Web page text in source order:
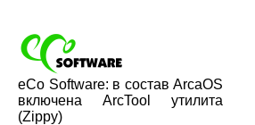
eCo Software: в состав ArcaOS
включена ArcTool утилита
(Zippy)